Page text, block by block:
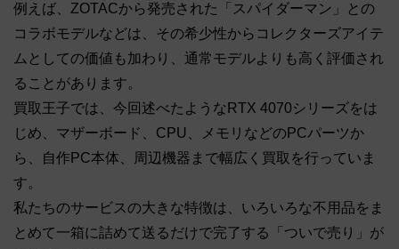
例えば、ZOTACから発売された「スパイダーマン」との
コラボモデルなどは、その希少性からコレクターズアイテ
ムとしての価値も加わり、通常モデルよりも高く評価され
ることがあります。
買取王子では、今回述べたようなRTX 4070シリーズをは
じめ、マザーボード、CPU、メモリなどのPCパーツか
ら、自作PC本体、周辺機器まで幅広く買取を行っていま
す。
私たちのサービスの大きな特徴は、いろいろな不用品をま
とめて一箱に詰めて送るだけで完了する「ついで売り」が